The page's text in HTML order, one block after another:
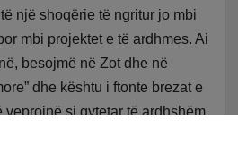
një shoqërie të ngritur jo mbi
mbi projektet e të ardhmes. Ai
besojmë në Zot dhe në
dhe kështu i ftonte brezat e
veprojnë si qytetar të ardhshëm
e më të integruar përmes